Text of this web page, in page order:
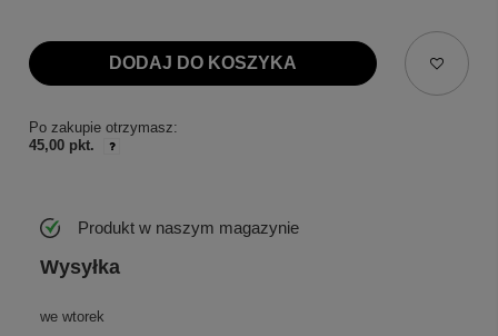
DODAJ DO KOSZYKA
Po zakupie otrzymasz:
45,00 pkt.
Produkt w naszym magazynie
Wysyłka
we wtorek